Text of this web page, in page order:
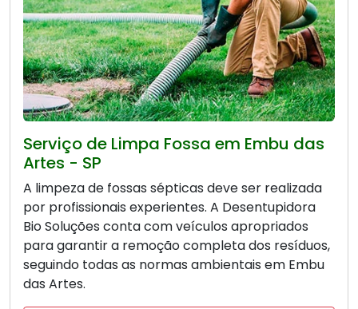
Serviço de Limpa Fossa em Embu das
Artes - SP
A limpeza de fossas sépticas deve ser realizada
por profissionais experientes. A Desentupidora
Bio Soluções conta com veículos apropriados
para garantir a remoção completa dos resíduos,
seguindo todas as normas ambientais em Embu
das Artes.